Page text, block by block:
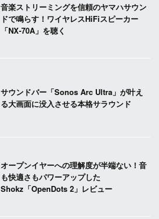
音楽ストリーミングを信頼のヤマハサウン
ドで鳴らす！ワイヤレスHiFiスピーカー
「NX-70A」を聴く
サウンドバー「Sonos Arc Ultra」が叶え
る大画面に没入させる本格サラウンド
オープンイヤーへの理解度が半端ない！音
も快適さもパワーアップした
Shokz「OpenDots 2」レビュー